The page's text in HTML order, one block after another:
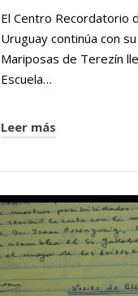
El Centro Recordatorio
Uruguay continúa con
Mariposas de Terezín
Escuela…
Leer más